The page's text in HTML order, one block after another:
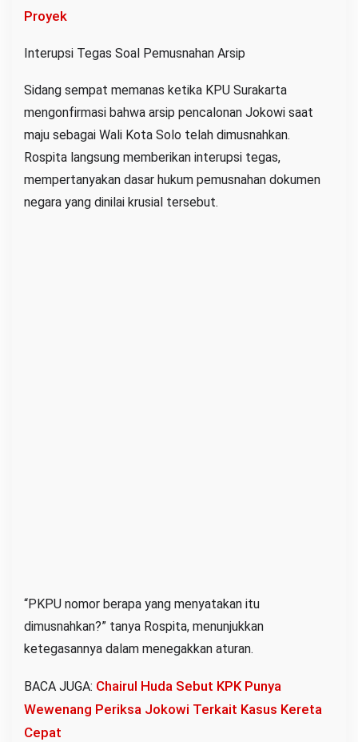
Proyek
Interupsi Tegas Soal Pemusnahan Arsip
Sidang sempat memanas ketika KPU Surakarta
mengonfirmasi bahwa arsip pencalonan Jokowi saat
maju sebagai Wali Kota Solo telah dimusnahkan.
Rospita langsung memberikan interupsi tegas,
mempertanyakan dasar hukum pemusnahan dokumen
negara yang dinilai krusial tersebut.
“PKPU nomor berapa yang menyatakan itu
dimusnahkan?” tanya Rospita, menunjukkan
ketegasannya dalam menegakkan aturan.
BACA JUGA: Chairul Huda Sebut KPK Punya
Wewenang Periksa Jokowi Terkait Kasus Kereta
Cepat